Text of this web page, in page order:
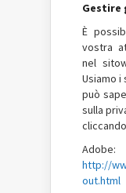
Gestire
È
vostra
nel
Usiamo
può
sulla
Adobe:
http://
out.html